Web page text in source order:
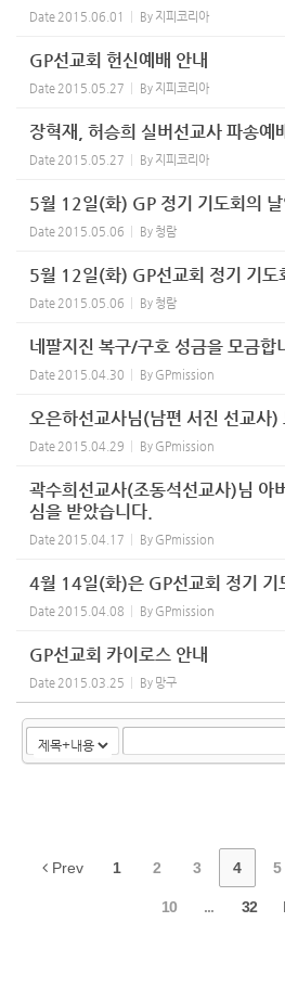
Date 2015.06.01 By 지피코리아
GP선교회 헌신예배 안내
Date 2015.05.27 By 지피코리아
장혁재, 허승희 실버선교사 파송예
Date 2015.05.27 By 지피코리아
5월 12일(화) GP 정기 기도회의 날
Date 2015.05.06 By 청람
5월 12일(화) GP선교회 정기 기도
Date 2015.05.06 By 청람
네팔지진 복구/구호 성금을 모금합
Date 2015.04.30 By GPmission
오은하선교사님(남편 서진 선교사)
Date 2015.04.29 By GPmission
곽수희선교사(조동석선교사)님 아
심을 받았습니다.
Date 2015.04.17 By GPmission
4월 14일(화)은 GP선교회 정기 기
Date 2015.04.08 By GPmission
GP선교회 카이로스 안내
Date 2015.03.25 By 망구
Prev 1 2 3 4 5
10 ... 32